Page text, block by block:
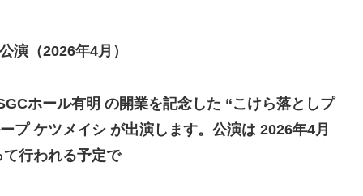
演（2026年4月）
ホール有明 の開業を記念した “こけら落としプ
プ ケツメイシ が出演します。公演は 2026年4月
行われる予定で